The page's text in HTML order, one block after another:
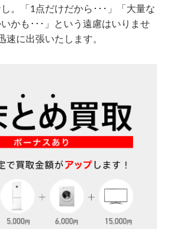
。「1点だけだから･･･」「大量な
かも･･･」という遠慮はいりませ
速に出張いたします。